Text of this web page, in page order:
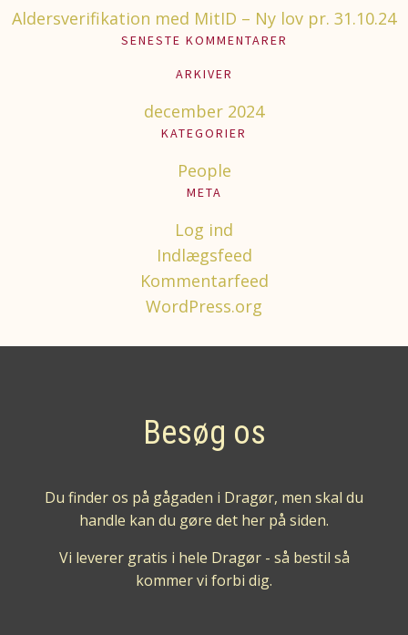
Aldersverifikation med MitID – Ny lov pr. 31.10.24
SENESTE KOMMENTARER
ARKIVER
december 2024
KATEGORIER
People
META
Log ind
Indlægsfeed
Kommentarfeed
WordPress.org
Besøg os
Du finder os på gågaden i Dragør, men skal du
handle kan du gøre det her på siden.
Vi leverer gratis i hele Dragør - så bestil så
kommer vi forbi dig.